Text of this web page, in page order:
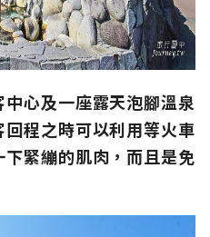
心及一座露天泡腳溫泉
程之時可以利用等火車
緊繃的肌肉，而且是免